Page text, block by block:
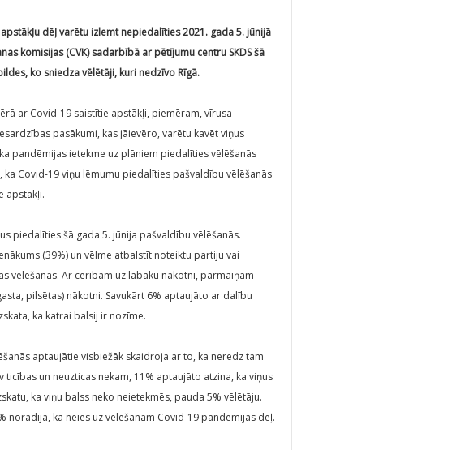
dēļ varētu izlemt nepiedalīties 2021. gada 5. jūnijā
komisijas (CVK) sadarbībā ar pētījumu centru SKDS šā
ko sniedza vēlētāji, kuri nedzīvo Rīgā.
ar Covid-19 saistītie apstākļi, piemēram, vīrusa
pasākumi, kas jāievēro, varētu kavēt viņus
pandēmijas ietekme uz plāniem piedalīties vēlēšanās
Covid-19 viņu lēmumu piedalīties pašvaldību vēlēšanās
apstākļi.
piedalīties šā gada 5. jūnija pašvaldību vēlēšanās.
(39%) un vēlme atbalstīt noteiktu partiju vai
vēlēšanās. Ar cerībām uz labāku nākotni, pārmaiņām
pilsētas) nākotni. Savukārt 6% aptaujāto ar dalību
ka katrai balsij ir nozīme.
aptaujātie visbiežāk skaidroja ar to, ka neredz tam
un neuzticas nekam, 11% aptaujāto atzina, ka viņus
ka viņu balss neko neietekmēs, pauda 5% vēlētāju.
norādīja, ka neies uz vēlēšanām Covid-19 pandēmijas dēļ.